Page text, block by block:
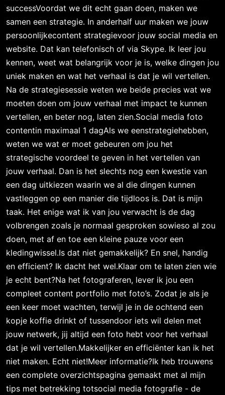
successVoordat we dit echt gaan doen, maken we
samen een strategie. In anderhalf uur maken we jouw
persoonlijkecontent strategievoor jouw social media en
website. Dat kan telefonisch of via Skype. Ik leer jou
kennen, weet wat belangrijk voor je is, welke dingen jou
uniek maken en wat het verhaal is dat je wil vertellen.
Na de strategiesessie weten we beide precies wat we
moeten doen om jouw verhaal met impact te kunnen
vertellen, en beter nog, laten zien.Social media foto
contentin maximaal 1 dagAls we eenstrategiehebben,
weten we wat er moet gebeuren om jou het
strategische voordeel te geven in het vertellen van
jouw verhaal. Dan is het slechts nog een kwestie van
een dag uitkiezen waarin we al die dingen kunnen
vastleggen op een manier die tijdloos is. Dat is mijn
taak. Het enige wat ik van jou verwacht is de dag
volbrengen zoals je normaal gesproken sowieso al zou
doen, met af en toe een kleine pauze voor een
kledingwissel.Is dat niet gemakkelijk? En snel, handig
en efficient? Ik dacht het wel.Klaar om te laten zien wie
je echt bent?Na het fotograferen, lever ik jou een
compleet content portfolio met foto’s. Zodat je als je
een keer moet wachten, terwijl je in de ochtend een
kopje koffie drinkt of tussendoor iets wil delen met
jouw netwerk, jij altijd een foto hebt voor het verhaal
dat je wil vertellen.Makkelijker en efficiënter kan ik het
niet maken. Echt niet!Meer informatie?Ik heb trouwens
een complete overzichtspagina gemaakt met al mijn
tips met betrekking totsocial media fotografie - de